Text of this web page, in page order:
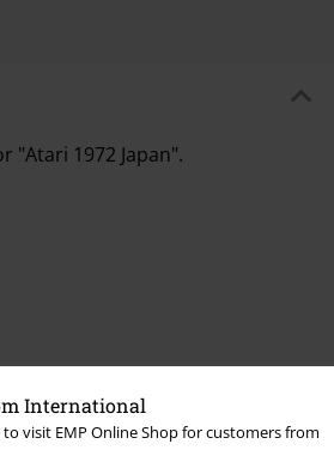
International
to visit EMP Online Shop for customers from
"Atari 1972 Japan".